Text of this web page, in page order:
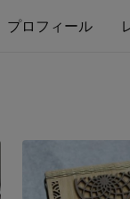
プロフィール